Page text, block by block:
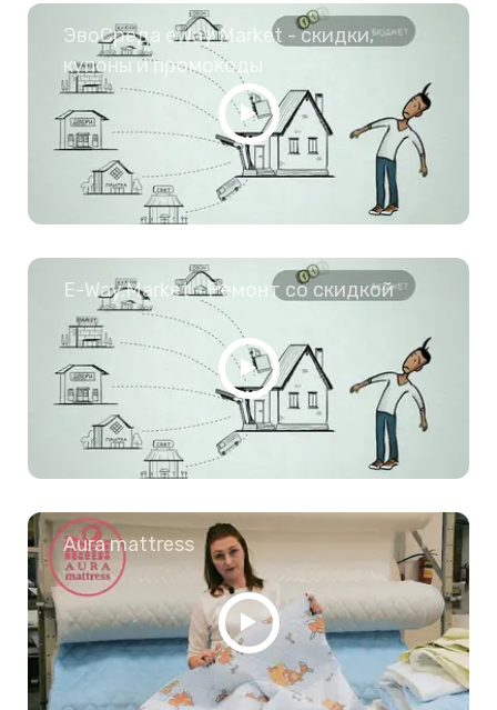
ЭвоСреда eWay Market - скидки,
купоны и промокоды
E-Way.Market - Ремонт со скидкой
Aura mattress